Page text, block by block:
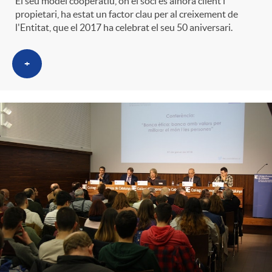
t
r
o
C
a
t
e
n
g
u
t
s
propietari, ha estat un factor clau per al creixement de
l'Entitat, que el 2017 ha celebrat el seu 50 aniversari.
+